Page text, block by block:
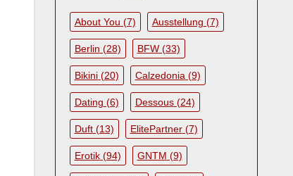
About You (7) Ausstellung (7)
Berlin (28) BFW(33)
Bikini(20) Calzedonia (9)
Dating (6) Dessous(24)
Duft(13) ElitePartner(7)
Erotik(94) GNTM (9)